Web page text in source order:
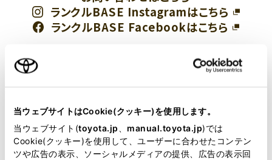
当ウェブサイトはCookie(クッキー)を使用します。
当ウェブサイト(toyota.jp manual.toyota.jp)では
Cookie(クッキー)を使用して、ユーザーに合わせたコンテン
ツや広告の表示、ソーシャルメディアの提供、広告の表示回
ランクルBASE Instagramはこちら
ランクルBASE Facebookはこちら
トヨタ車体株式会社 | 株式会社東海特装車
さなげアドベンチャーフィールド
TEAM LANDCRUISER TOYOTA AUTO